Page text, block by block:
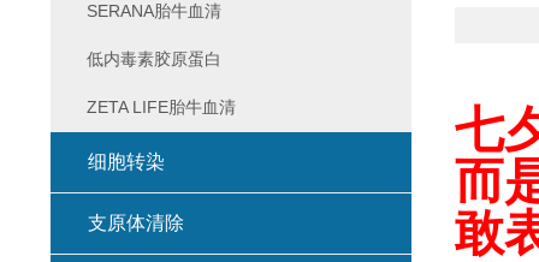
七
而
敢
SERANA胎牛血清
低内毒素胶原蛋白
ZETA LIFE胎牛血清
细胞转染
支原体清除